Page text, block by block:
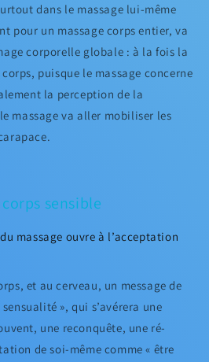
dans le massage lui-même
pour un massage corps entier, va
corporelle globale : à la fois la
puisque le massage concerne
la perception de la
massage va aller mobiliser les
corps sensible
massage ouvre à l’acceptation
et au cerveau, un message de
», qui s’avérera une
une reconquête, une ré-
de soi-même comme « être